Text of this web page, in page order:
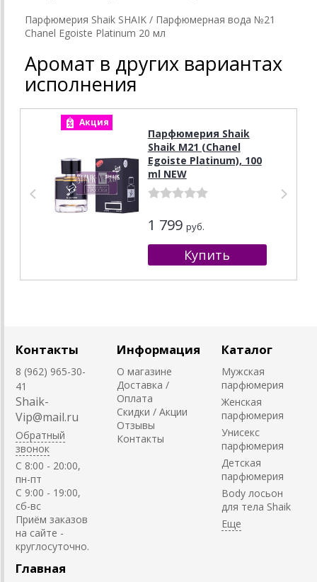
Парфюмерия Shaik SHAIK / Парфюмерная вода №21
Chanel Egoiste Platinum 20 мл
Аромат в других вариантах
исполнения
Акция
Парфюмерия Shaik
Shaik M21 (Chanel
Egoiste Platinum), 100
ml NEW
1 799 руб.
Контакты
8 (962) 965-30-
41
Shaik-
Vip@mail.ru
Обратный
звонок
C 8:00 - 20:00,
пн-пт
С 9:00 - 19:00,
сб-вс
Приём заказов
на сайте -
круглосуточно.
Информация
О магазине
Доставка /
Оплата
Скидки / Акции
Отзывы
Контакты
Каталог
Мужская
парфюмерия
Женская
парфюмерия
Унисекс
парфюмерия
Детская
парфюмерия
Body лосьон
для тела Shaik
Главная